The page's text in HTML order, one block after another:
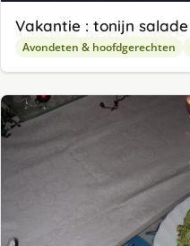
Vakantie : tonijn salade
Avondeten & hoofdgerechten